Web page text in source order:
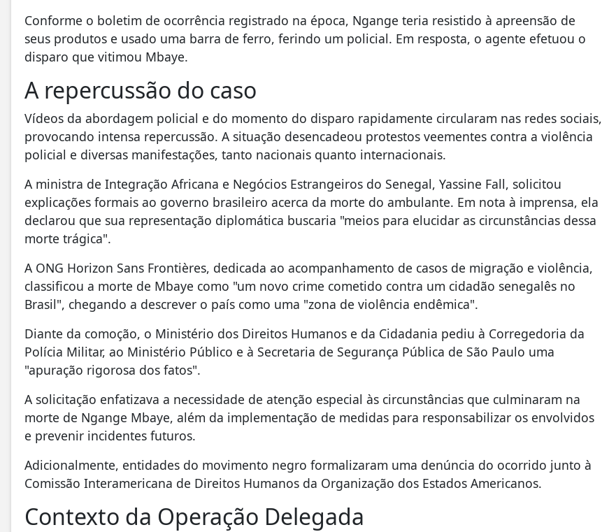
Conforme o boletim de ocorrência registrado na época, Ngange teria resistido à apreensão de
seus produtos e usado uma barra de ferro, ferindo um policial. Em resposta, o agente efetuou o
disparo que vitimou Mbaye.
A repercussão do caso
Vídeos da abordagem policial e do momento do disparo rapidamente circularam nas redes sociais,
provocando intensa repercussão. A situação desencadeou protestos veementes contra a violência
policial e diversas manifestações, tanto nacionais quanto internacionais.
A ministra de Integração Africana e Negócios Estrangeiros do Senegal, Yassine Fall, solicitou
explicações formais ao governo brasileiro acerca da morte do ambulante. Em nota à imprensa, ela
declarou que sua representação diplomática buscaria "meios para elucidar as circunstâncias dessa
morte trágica".
A ONG Horizon Sans Frontières, dedicada ao acompanhamento de casos de migração e violência,
classificou a morte de Mbaye como "um novo crime cometido contra um cidadão senegalês no
Brasil", chegando a descrever o país como uma "zona de violência endêmica".
Diante da comoção, o Ministério dos Direitos Humanos e da Cidadania pediu à Corregedoria da
Polícia Militar, ao Ministério Público e à Secretaria de Segurança Pública de São Paulo uma
"apuração rigorosa dos fatos".
A solicitação enfatizava a necessidade de atenção especial às circunstâncias que culminaram na
morte de Ngange Mbaye, além da implementação de medidas para responsabilizar os envolvidos
e prevenir incidentes futuros.
Adicionalmente, entidades do movimento negro formalizaram uma denúncia do ocorrido junto à
Comissão Interamericana de Direitos Humanos da Organização dos Estados Americanos.
Contexto da Operação Delegada